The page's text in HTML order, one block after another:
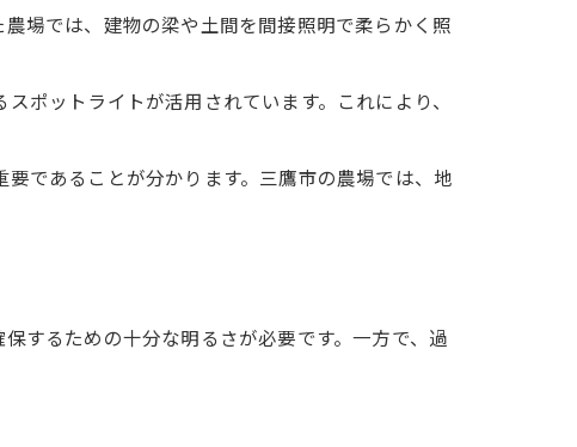
場では、建物の梁や土間を間接照明で柔らかく照
ポットライトが活用されています。これにより、
であることが分かります。三鷹市の農場では、地
するための十分な明るさが必要です。一方で、過